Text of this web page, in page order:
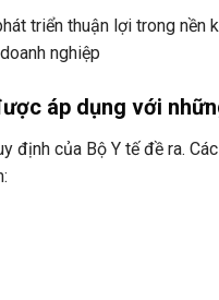
triển thuận lợi trong
nghiệp
áp dụng với
định của Bộ Y tế đề ra.